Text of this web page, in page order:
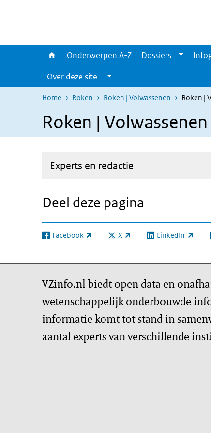
Onderwerpen A-Z Dossiers
Over deze site
Home Roken Roken | Volwassenen Roken |
Roken |
Experts en redactie
Deel deze pagina
Facebook
(externe link) X
(externe link) LinkedIn
(externe link)
VZinfo.nl biedt open data en
wetenschappelijk onderbouwde
informatie komt tot stand in
aantal experts van verschillende